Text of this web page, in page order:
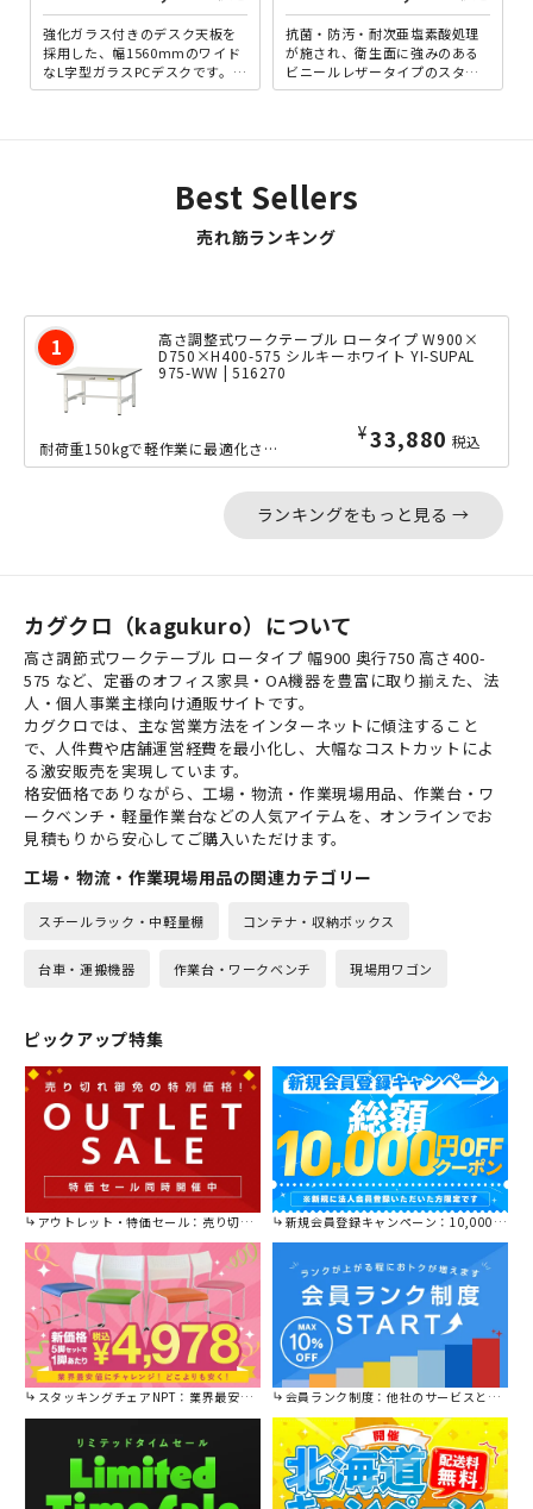
強化ガラス付きのデスク天板を
採用した、幅1560mmのワイド
なL字型ガラスPCデスクです。天
板の奥行がスリムに設計されて
抗菌・防汚・耐次亜塩素酸処理
が施され、衛生面に強みのある
ビニールレザータイプのスタッ
ク式スツールです。耐次亜塩素
Best Sellers
売れ筋ランキング
高さ調整式ワークテーブル ロータイプ W900×
D750×H400-575 シルキーホワイト YI-SUPAL
975-WW | 516270
¥33,880 税込
耐荷重150kgで軽作業に最適化された、幅900mm×奥行750mmの高さ調整式...
ランキングをもっと見る →
カグクロ（kagukuro）について
高さ調節式ワークテーブル ロータイプ 幅900 奥行750 高さ400-
575 など、定番のオフィス家具・OA機器を豊富に取り揃えた、法
人・個人事業主様向け通販サイトです。
カグクロでは、主な営業方法をインターネットに傾注すること
で、人件費や店舗運営経費を最小化し、大幅なコストカットによ
る激安販売を実現しています。
格安価格でありながら、工場・物流・作業現場用品、作業台・ワ
ークベンチ・軽量作業台などの人気アイテムを、オンラインでお
見積もりから安心してご購入いただけます。
工場・物流・作業現場用品の関連カテゴリー
スチールラック・中軽量棚 コンテナ・収納ボックス
台車・運搬機器 作業台・ワークベンチ 現場用ワゴン
ピックアップ特集
アウトレット・特価セール：売り切れ御免の特別価格！ 新規会員登録キャンペーン：10,000円OFFクーポン進呈中！
スタッキングチェアNPT：業界最安値に挑戦！ 会員ランク制度：他社のサービスと比較してください。